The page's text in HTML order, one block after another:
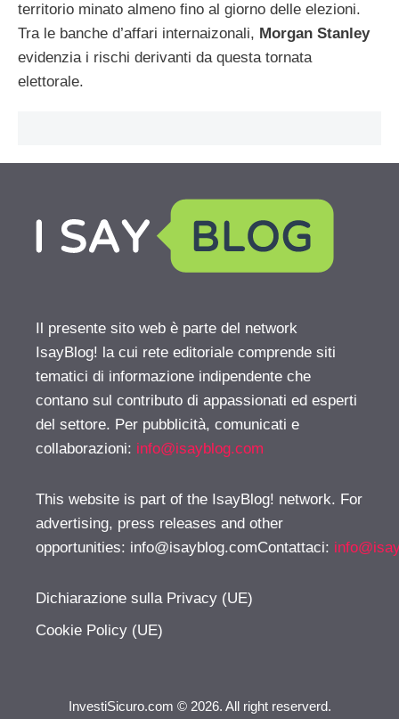
territorio minato almeno fino al giorno delle elezioni.
Tra le banche d’affari internaizonali, Morgan Stanley
evidenzia i rischi derivanti da questa tornata
elettorale.
Il presente sito web è parte del network
IsayBlog! la cui rete editoriale comprende siti
tematici di informazione indipendente che
contano sul contributo di appassionati ed esperti
del settore. Per pubblicità, comunicati e
collaborazioni: info@isayblog.com
This website is part of the IsayBlog! network. For
advertising, press releases and other
opportunities: info@isayblog.comContattaci:
Dichiarazione sulla Privacy (UE)
Cookie Policy (UE)
InvestiSicuro.com © 2026. All right reserverd.